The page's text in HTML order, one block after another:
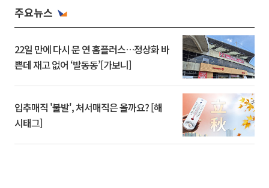
주요뉴스
22일 만에 다시 문 연 홈플러스…정상화 바
쁜데 재고 없어 ‘발동동’[가보니]
입추매직 '불발', 처서매직은 올까요? [해
시태그]